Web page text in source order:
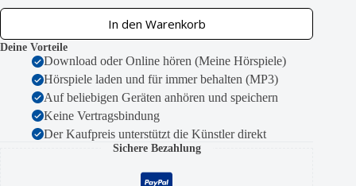
In den Warenkorb
Deine Vorteile
Download oder Online hören (Meine Hörspiele)
Hörspiele laden und für immer behalten (MP3)
Auf beliebigen Geräten anhören und speichern
Keine Vertragsbindung
Der Kaufpreis unterstützt die Künstler direkt
Sichere Bezahlung